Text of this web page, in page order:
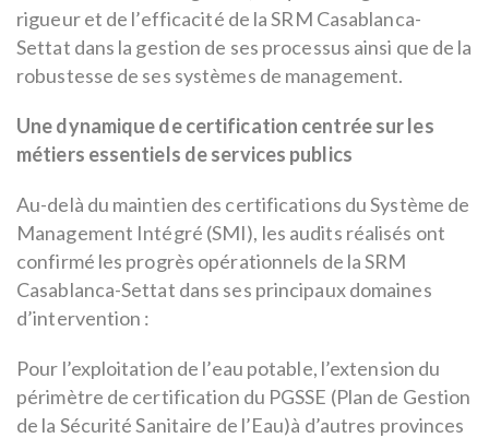
rigueur et de l’efficacité de la SRM Casablanca-
Settat dans la gestion de ses processus ainsi que de la
robustesse de ses systèmes de management.
Une dynamique de certification centrée sur les
métiers essentiels de services publics
Au-delà du maintien des certifications du Système de
Management Intégré (SMI), les audits réalisés ont
confirmé les progrès opérationnels de la SRM
Casablanca-Settat dans ses principaux domaines
d’intervention :
Pour l’exploitation de l’eau potable, l’extension du
périmètre de certification du PGSSE (Plan de Gestion
de la Sécurité Sanitaire de l’Eau)à d’autres provinces